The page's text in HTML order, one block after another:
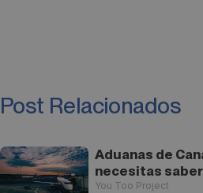
Post Relacionados
Aduanas de
necesitas
You Too Project